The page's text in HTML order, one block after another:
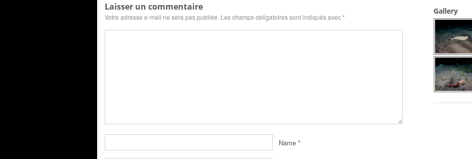
Laisser un commentaire
Votre adresse e-mail ne sera pas publiée. Les champs obligatoires sont indiqués avec*
Name *
Gallery